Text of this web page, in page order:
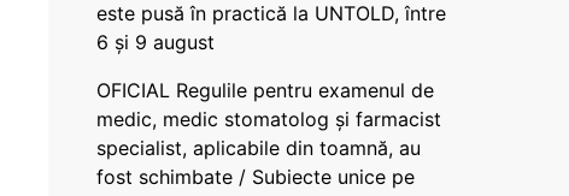
este pusă în practică la UNTOLD, între
6 și 9 august
OFICIAL Regulile pentru examenul de
medic, medic stomatolog și farmacist
specialist, aplicabile din toamnă, au
fost schimbate / Subiecte unice pe